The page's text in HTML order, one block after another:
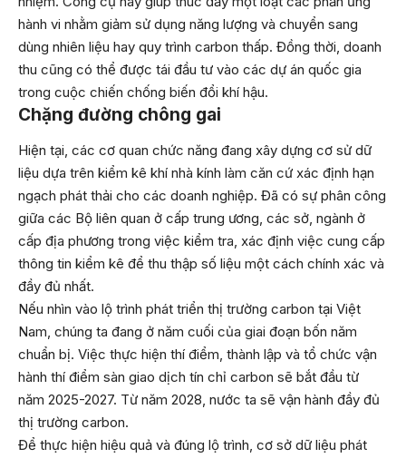
hành vi nhằm giảm sử dụng năng lượng và chuyển sang
dùng nhiên liệu hay quy trình carbon thấp. Đồng thời, doanh
thu cũng có thể được tái đầu tư vào các dự án quốc gia
trong cuộc chiến chống biến đổi khí hậu.
Chặng đường chông gai
Hiện tại, các cơ quan chức năng đang xây dựng cơ sử dữ
liệu dựa trên kiểm kê khí nhà kính làm căn cứ xác định hạn
ngạch phát thải cho các doanh nghiệp. Đã có sự phân công
giữa các Bộ liên quan ở cấp trung ương, các sở, ngành ở
cấp địa phương trong việc kiểm tra, xác định việc cung cấp
thông tin kiểm kê để thu thập số liệu một cách chính xác và
đầy đủ nhất.
Nếu nhìn vào lộ trình phát triển thị trường carbon tại Việt
Nam, chúng ta đang ở năm cuối của giai đoạn bốn năm
chuẩn bị. Việc thực hiện thí điểm, thành lập và tổ chức vận
hành thí điểm sàn giao dịch tín chỉ carbon sẽ bắt đầu từ
năm 2025-2027. Từ năm 2028, nước ta sẽ vận hành đầy đủ
thị trường carbon.
Để thực hiện hiệu quả và đúng lộ trình, cơ sở dữ liệu phát